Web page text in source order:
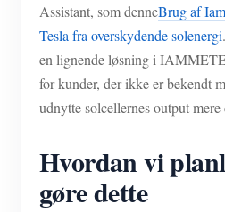
Assistant, som denneBrug af
Tesla fra overskydende solenergi
en lignende løsning i
for kunder, der ikke er bekendt
udnytte solcellernes output
Hvordan vi
gøre dette